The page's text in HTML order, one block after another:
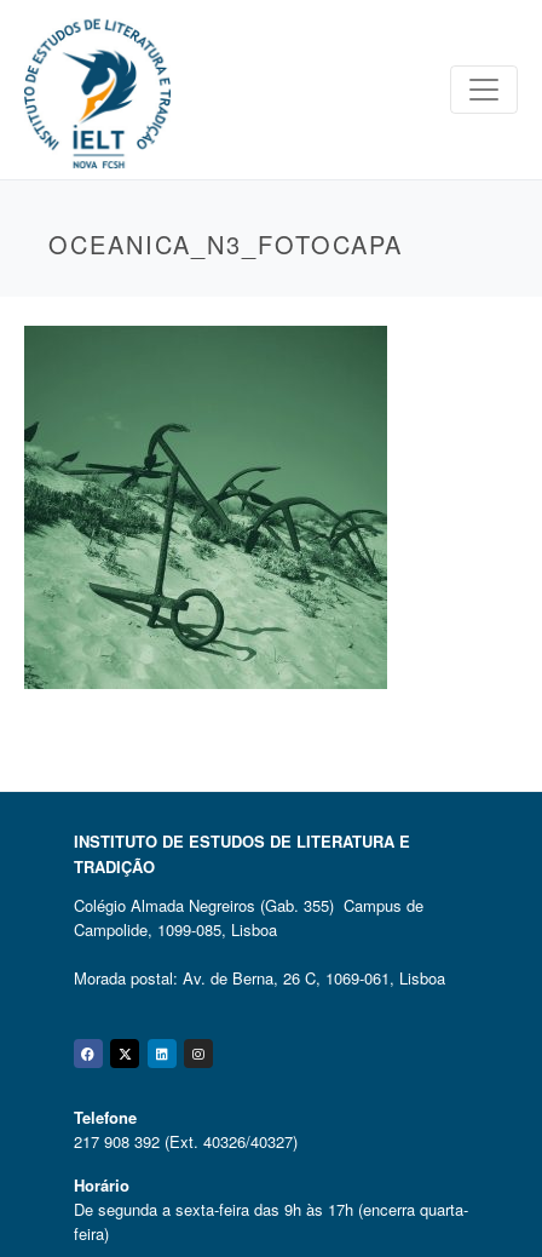
OCEANICA_N3_FOTOCAPA
INSTITUTO DE ESTUDOS DE LITERATURA E
TRADIÇÃO
Colégio Almada Negreiros (Gab. 355) Campus de
Campolide, 1099-085, Lisboa
Morada postal: Av. de Berna, 26 C, 1069-061, Lisboa
Facebook
Twitter
Linkedin
Instagram
Telefone
217 908 392 (Ext. 40326/40327)
Horário
De segunda a sexta-feira das 9h às 17h (encerra quarta-
feira)